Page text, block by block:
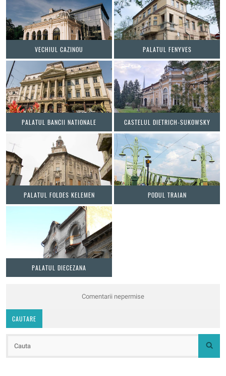
VECHIUL CAZINOU PALATUL FENYVES
PALATUL BANCII NATIONALE CASTELUL DIETRICH-SUKOWSKY
PALATUL FOLDES KELEMEN PODUL TRAIAN
PALATUL DIECEZANA
Comentarii nepermise
CAUTARE